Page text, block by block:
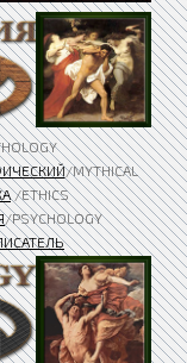
/MYTHICAL
/ETHICS
/PSYCHOLOGY